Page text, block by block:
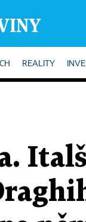
REALITY